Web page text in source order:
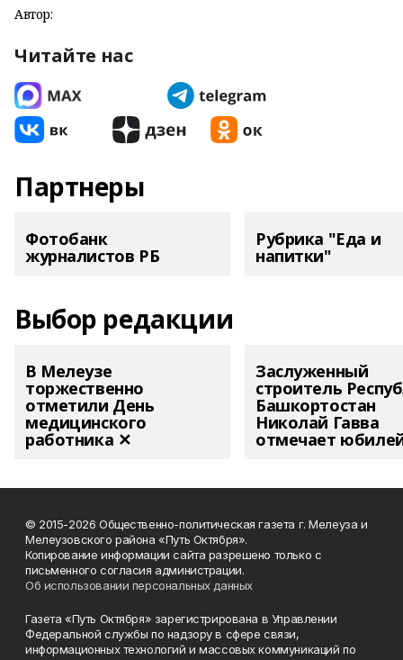
Автор:
Читайте нас
Партнеры
Фотобанк
журналистов РБ
Рубрика "Еда и
напитки"
Выбор редакции
В Мелеузе
торжественно
отметили День
медицинского
работника ✕
Заслуженный
строитель
Башкортостан
Николай Гавва
отмечает
© 2015-2026 Общественно-политическая газета г. Мелеуза и
Мелеузовского района «Путь Октября».
Копирование информации сайта разрешено только с
письменного согласия администрации.
Об использовании персональных данных
Газета «Путь Октября» зарегистрирована в Управлении
Федеральной службы по надзору в сфере связи,
информационных технологий и массовых коммуникаций по